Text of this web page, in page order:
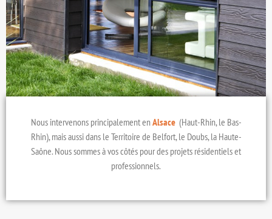
Nous intervenons principalement enAlsace (Haut-Rhin, le Bas-
Rhin), mais aussi dans le Territoire de Belfort, le Doubs, la Haute-
Saône. Nous sommes à vos côtés pour des projets résidentiels et
professionnels.